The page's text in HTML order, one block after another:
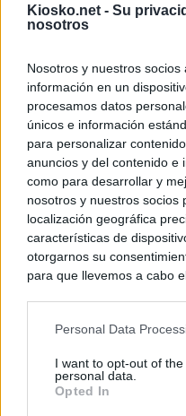
Kiosko.net - Su
nosotros
Nosotros y nuestros
información en un
procesamos datos
únicos e información
para personalizar
anuncios y del contenido e
como para desarrollar y
nosotros y nuestros socios
localización geográfica
características de
otorgarnos su
para que llevemos a cabo
negar su consentimiento.
de su consentimiento,
rechazar tal
Personal Data
I want to opt-out of
personal data.
Opted In